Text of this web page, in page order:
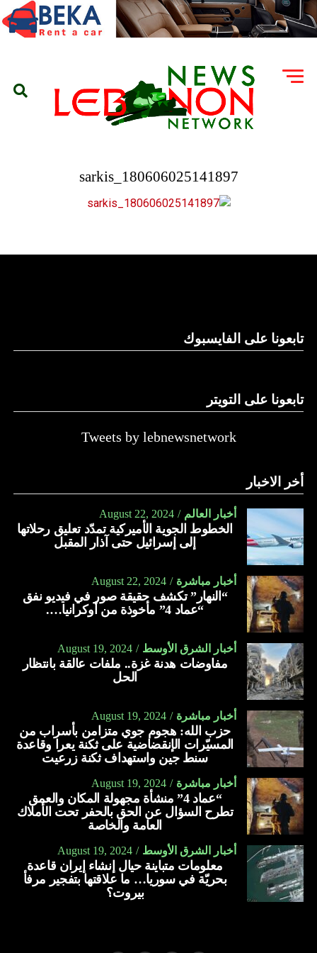
180606025141897_sarkis
تابعونا على الفايسبوك
تابعونا على التويتر
Tweets by lebnewsnetwork
أخر الاخبار
أخبار العالم August 22, 2024
الخطوط الجوية الأميركية تمدّد تعليق رحلاتها
إلى إسرائيل حتى آذار المقبل
أخبار مباشرة August 22, 2024
“النهار” تكشف حقيقة صور في فيديو نفق
“عماد 4” مأخوذة من أوكرانيا….
أخبار الشرق الأوسط August 19, 2024
مفاوضات هدنة غزة.. ملفات عالقة بانتظار
الحل
أخبار مباشرة August 19, 2024
حزب الله: هجوم جوي متزامن بأسراب من
المسيّرات الإنقضاضية على ثكنة يعرا وقاعدة
سنط جين واستهداف ثكنة زرعيت
أخبار مباشرة August 19, 2024
“عماد 4” منشأة مجهولة المكان والعمق
تطرح السؤال عن الحق بالحفر تحت الأملاك
العامة والخاصة
أخبار الشرق الأوسط August 19, 2024
معلومات متباينة حيال إنشاء إيران قاعدة
بحريّة في سوريا… ما علاقتها بتفجير مرفأ
بيروت؟